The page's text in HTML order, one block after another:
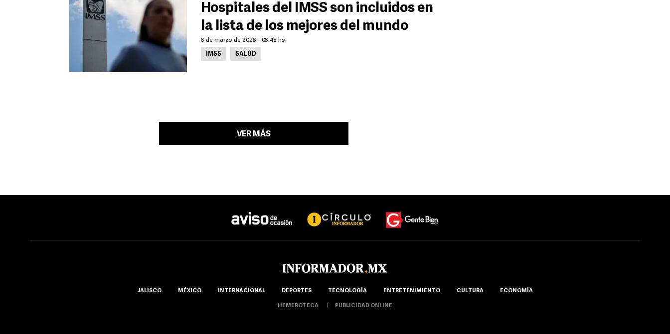
Hospitales del IMSS son incluidos en
la lista de los mejores del mundo
6 de marzo de 2026 - 06:45 hs
IMSS SALUD
VER MÁS
JALISCO MÉXICO INTERNACIONAL DEPORTES TECNOLOGÍA ENTRETENIMIENTO CULTURA ECONOMÍA
HEMEROTECA PUBLICIDAD ONLINE